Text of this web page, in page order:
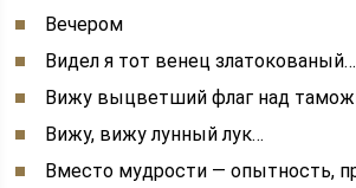
Вечером
Видел я тот венец златокованый…
Вижу выцветший флаг над
Вижу, вижу лунный лук…
Вместо мудрости — опытность,